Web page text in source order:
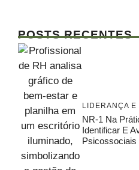
POSTS RECENTES
LIDERANÇA E
NR-1 Na
Identificar E
Psicossociais